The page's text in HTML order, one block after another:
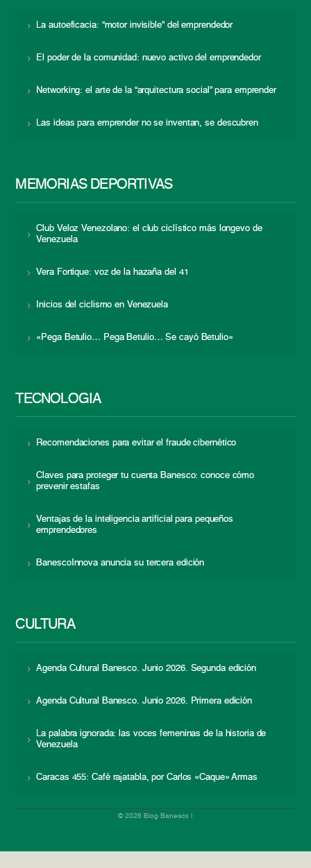
La autoeficacia: “motor invisible” del emprendedor
El poder de la comunidad: nuevo activo del emprendedor
Networking: el arte de la “arquitectura social” para emprender
Las ideas para emprender no se inventan, se descubren
MEMORIAS DEPORTIVAS
Club Veloz Venezolano: el club ciclístico más longevo de
Venezuela
Vera Fortique: voz de la hazaña del 41
Inicios del ciclismo en Venezuela
«Pega Betulio… Pega Betulio… Se cayó Betulio»
TECNOLOGÍA
Recomendaciones para evitar el fraude cibernético
Claves para proteger tu cuenta Banesco: conoce cómo
prevenir estafas
Ventajas de la inteligencia artificial para pequeños
emprendedores
BanescoInnova anuncia su tercera edición
CULTURA
Agenda Cultural Banesco. Junio 2026. Segunda edición
Agenda Cultural Banesco. Junio 2026. Primera edición
La palabra ignorada: las voces femeninas de la historia de
Venezuela
Caracas 455: Café rajatabla, por Carlos «Caque» Armas
© 2026 Blog Banesco |